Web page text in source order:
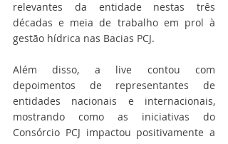
relevantes da entidade nestas três
décadas e meia de trabalho em prol à
gestão hídrica nas Bacias PCJ.
Além disso, a live contou com
depoimentos de representantes de
entidades nacionais e internacionais,
mostrando como as iniciativas do
Consórcio PCJ impactou positivamente a